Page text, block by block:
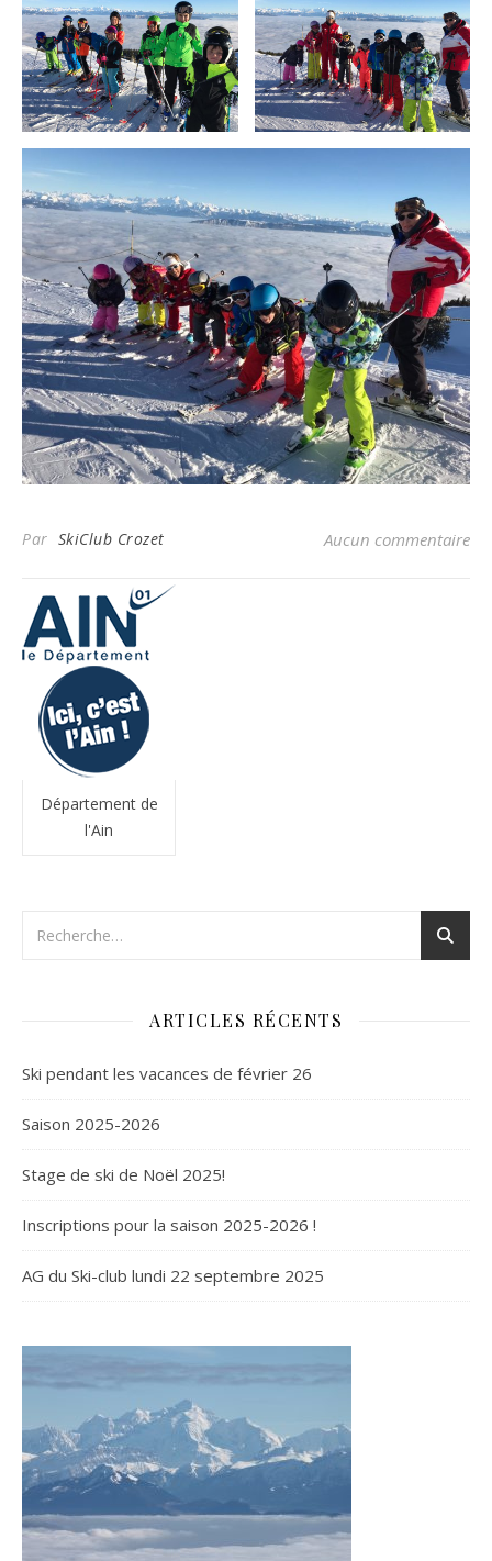
Par SkiClub Crozet Aucun commentaire
Département de
l'Ain
ARTICLES RÉCENTS
Ski pendant les vacances de février 26
Saison 2025-2026
Stage de ski de Noël 2025!
Inscriptions pour la saison 2025-2026 !
AG du Ski-club lundi 22 septembre 2025